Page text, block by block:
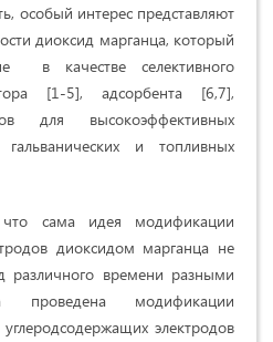
особый интерес представляют
диоксид марганца, который
в качестве селективного
[1-5], адсорбента [6,7],
для высокоэффективных
и топливных
что сама идея модификации
диоксидом марганца не
времени разными
проведена модификации
электродов